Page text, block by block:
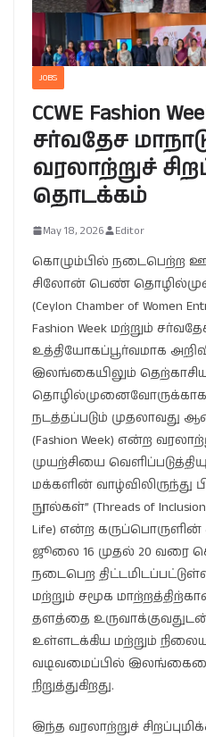
JOBS
CCWE Fashion
சர்வதேச
வரலாற்றுச்
தொடக்கம்
May 18, 2026 Editor
கொழும்பில் நடைபெற்ற
சிலோன் பெண்
(Ceylon Chamber of Women
Fashion Week மற்றும்
உத்தியோகப்பூர்வமாக
இலங்கையிலும்
தொழில்முனைவோருக்காக
நடத்தப்படும் முதலாவது
(Fashion Week) என்ற
முயற்சியை
மக்களின்
நூல்கள்” (Threads of Inclusion
Life) என்ற கருப்பொருளின்
ஜூலை 16 முதல் 20 வரை
நடைபெற
மற்றும் சமூக
தளத்தை
உள்ளடக்கிய மற்றும்
வடிவமைப்பில்
நிறுத்துகிறது.
இந்த வரலாற்றுச்